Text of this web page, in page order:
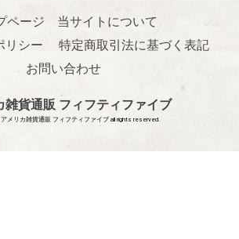
ページ
当サイトについて
リシー
特定商取引法に基づく表記
お問い合わせ
雑貨通販 フィフティファイブ
アメリカ雑貨通販 フィフティファイブ all rights reserved.